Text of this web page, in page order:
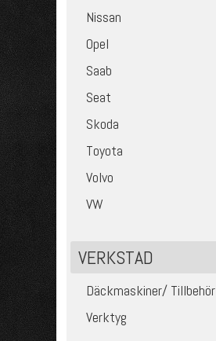
Nissan
Opel
Saab
Seat
Skoda
Toyota
Volvo
VW
VERKSTAD
Däckmaskiner/ Tillbehör
Verktyg